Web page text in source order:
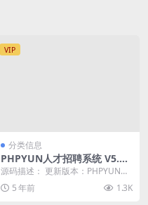
VIP
分类信息
PHPYUN人才招聘系统 V5.1.
5Beta_授权版
源码描述： 更新版本：PHPYUN人
才招聘系统 v5.1.5Beta 更新日
期：...5 年前 1.3K